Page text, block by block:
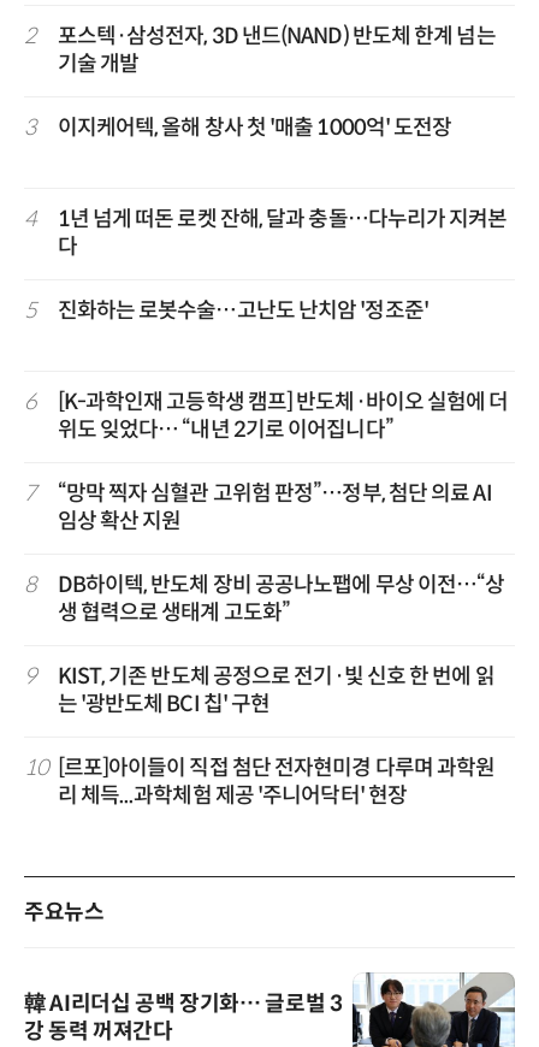
2
포스텍·삼성전자, 3D 낸드(NAND) 반도체 한계 넘는
기술 개발
3 이지케어텍, 올해 창사 첫 '매출 1000억' 도전장
4
1년 넘게 떠돈 로켓 잔해, 달과 충돌…다누리가 지켜본
다
5 진화하는 로봇수술…고난도 난치암 '정조준'
6
[K-과학인재 고등학생 캠프] 반도체·바이오 실험에 더
위도 잊었다… “내년 2기로 이어집니다”
7
“망막 찍자 심혈관 고위험 판정”…정부, 첨단 의료 AI
임상 확산 지원
8
DB하이텍, 반도체 장비 공공나노팹에 무상 이전…“상
생 협력으로 생태계 고도화”
9
KIST, 기존 반도체 공정으로 전기·빛 신호 한 번에 읽
는 '광반도체 BCI 칩' 구현
10 [르포]아이들이 직접 첨단 전자현미경 다루며 과학원
리 체득...과학체험 제공 '주니어닥터' 현장
주요뉴스
韓 AI리더십 공백 장기화… 글로벌 3
강 동력 꺼져간다